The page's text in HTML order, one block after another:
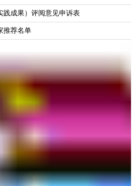
践成果）评阅意见申诉表
推荐名单